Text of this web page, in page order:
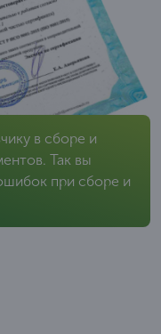
в сборе и
Так вы
при сборе и